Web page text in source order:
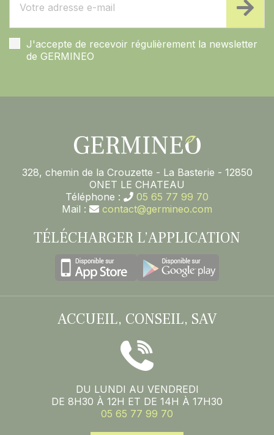
J'accepte de recevoir régulièrement la newsletter
de GERMINEO
328, chemin de la Crouzette - La Basterie - 12850
ONET LE CHATEAU
Téléphone :
05 65 77 99 70
Mail :
contact@germineo.com
TÉLÉCHARGER L’APPLICATION
ACCUEIL, CONSEIL, SAV
DU LUNDI AU VENDREDI
DE 8H30 À 12H ET DE 14H À 17H30
05 65 77 99 70